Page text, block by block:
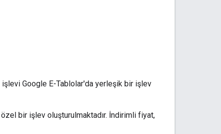
işlevi Google E-Tablolar'da yerleşik bir işlev
özel bir işlev oluşturulmaktadır. İndirimli fiyat,